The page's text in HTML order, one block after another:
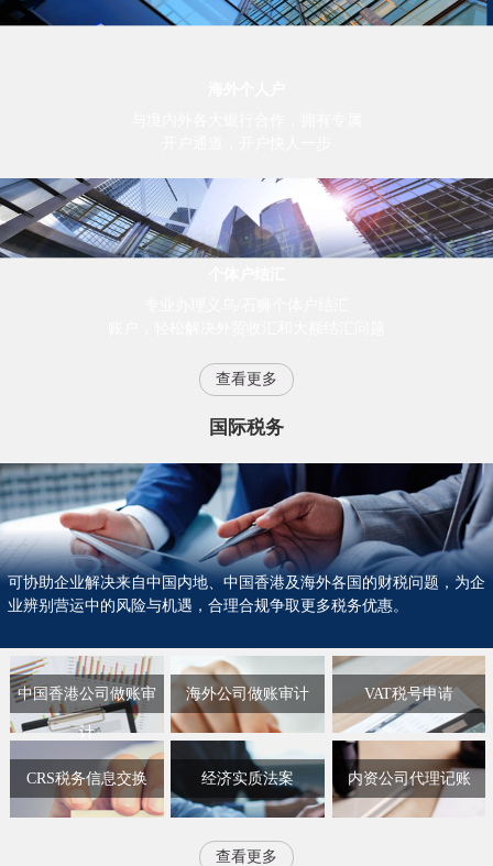
查看更多
国际税务
可协助企业解决来自中国内地、中国香港及海外各国的财税问题，为企
业辨别营运中的风险与机遇，合理合规争取更多税务优惠。
中国香港公司做账审
计
海外公司做账审计 VAT税号申请
CRS税务信息交换 经济实质法案 内资公司代理记账
查看更多